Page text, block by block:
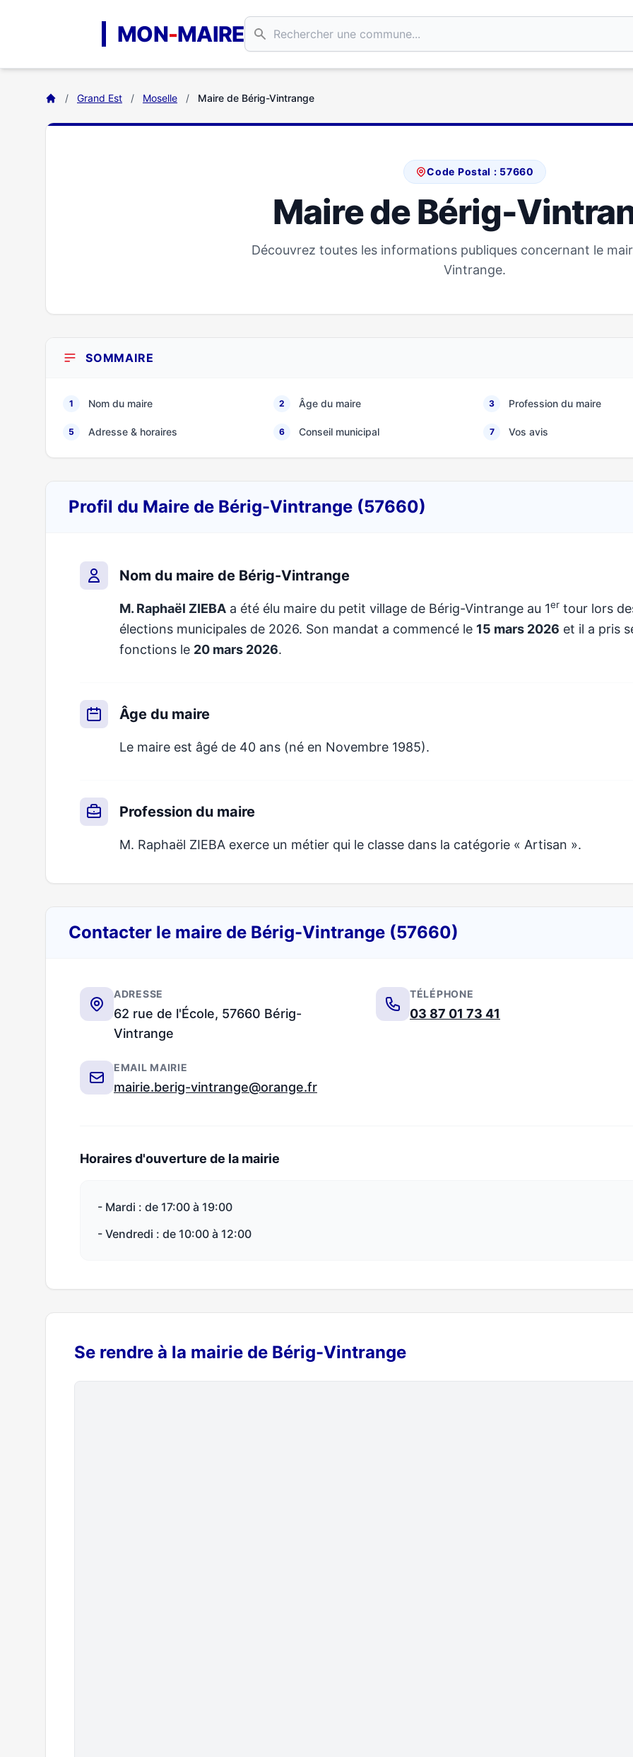
MON-MAIRE
/ Grand Est / Moselle / Maire de Bérig-Vintrange
Code Postal : 57660
Maire de Bérig-
Découvrez toutes les informations publiques concernant le
Vintrange.
SOMMAIRE
1 Nom du maire 2 Âge du maire 3 Profession du maire
5 Adresse & horaires 6 Conseil municipal 7 Vos avis
Profil du Maire de Bérig-Vintrange (57660)
Nom du maire de Bérig-Vintrange
M. Raphaël ZIEBA a été élu maire du petit village de Bérig-Vintrange au 1er tour lors
élections municipales de 2026. Son mandat a commencé le 15 mars 2026 et il a pris
fonctions le 20 mars 2026.
Âge du maire
Le maire est âgé de 40 ans (né en Novembre 1985).
Profession du maire
M. Raphaël ZIEBA exerce un métier qui le classe dans la catégorie « Artisan ».
Contacter le maire de Bérig-Vintrange (57660)
ADRESSE
62 rue de l'École, 57660 Bérig-
Vintrange
TÉLÉPHONE
03 87 01 73 41
EMAIL MAIRIE
mairie.berig-vintrange@orange.fr
Horaires d'ouverture de la mairie
- Mardi : de 17:00 à 19:00
- Vendredi : de 10:00 à 12:00
Se rendre à la mairie de Bérig-Vintrange